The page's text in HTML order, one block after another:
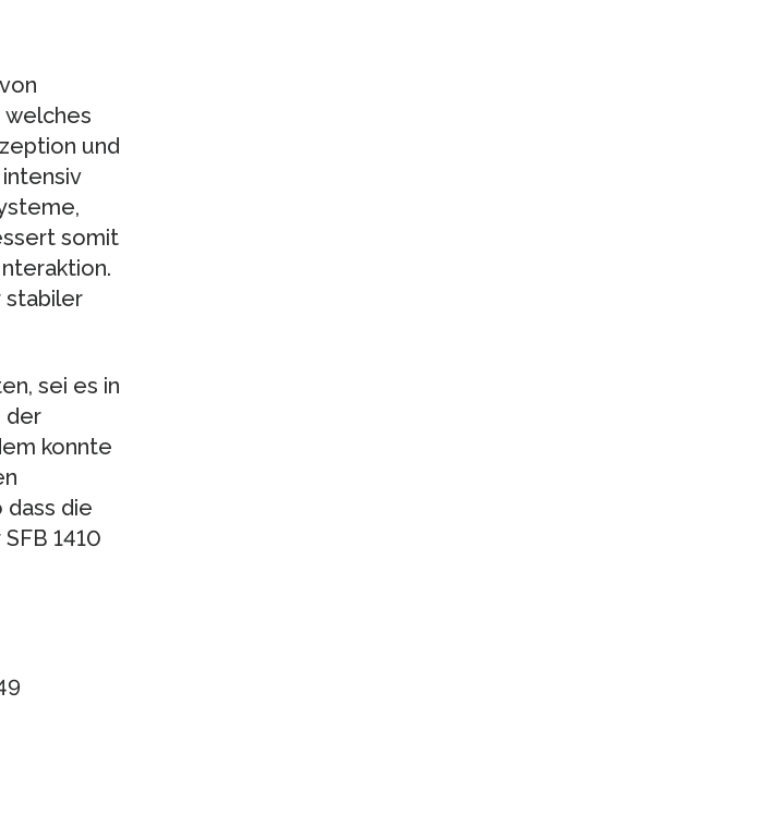
welches
und
somit
stabiler
sei es in
der
konnte
die
1410